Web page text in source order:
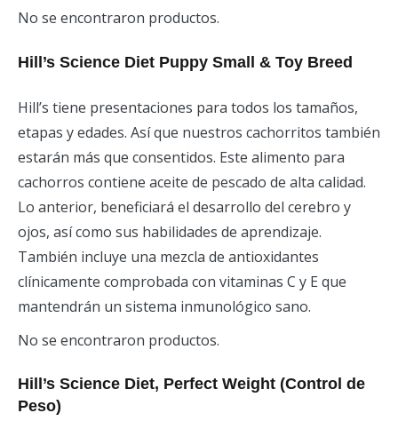
No se encontraron productos.
Hill’s Science Diet Puppy Small & Toy Breed
Hill’s tiene presentaciones para todos los tamaños,
etapas y edades. Así que nuestros cachorritos también
estarán más que consentidos. Este alimento para
cachorros contiene aceite de pescado de alta calidad.
Lo anterior, beneficiará el desarrollo del cerebro y
ojos, así como sus habilidades de aprendizaje.
También incluye una mezcla de antioxidantes
clínicamente comprobada con vitaminas C y E que
mantendrán un sistema inmunológico sano.
No se encontraron productos.
Hill’s Science Diet, Perfect Weight (Control de
Peso)